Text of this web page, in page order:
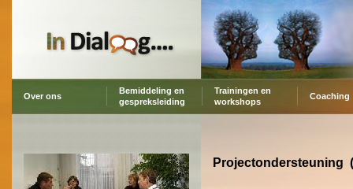
Over ons
Bemiddeling en
gespreksleiding
Trainingen en
workshops
Coaching
Projectondersteuning